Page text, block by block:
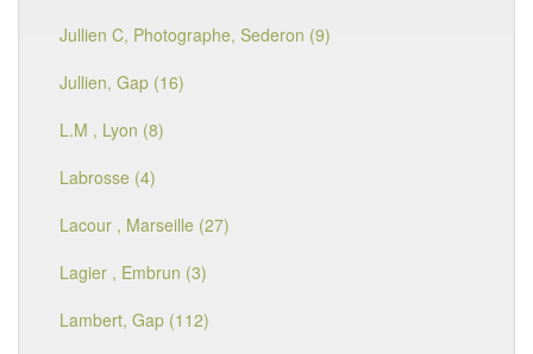
Jullien C, Photographe, Sederon (9)
Jullien, Gap (16)
L.M , Lyon (8)
Labrosse (4)
Lacour , Marseille (27)
Lagier , Embrun (3)
Lambert, Gap (112)